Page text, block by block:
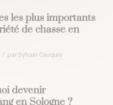
les plus importants
de chasse en
/ par Sylvain Cauquis
devenir
en Sologne ?